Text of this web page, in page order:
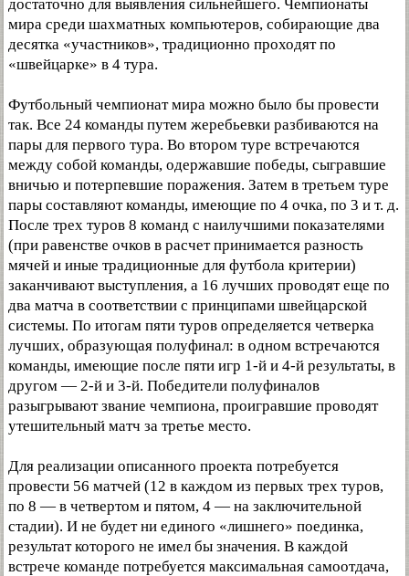
достаточно для выявления сильнейшего. Чемпионаты
мира среди шахматных компьютеров, собирающие два
десятка «участников», традиционно проходят по
«швейцарке» в 4 тура.
Футбольный чемпионат мира можно было бы провести
так. Все 24 команды путем жеребьевки разбиваются на
пары для первого тура. Во втором туре встречаются
между собой команды, одержавшие победы, сыгравшие
вничью и потерпевшие поражения. Затем в третьем туре
пары составляют команды, имеющие по 4 очка, по 3 и т. д.
После трех туров 8 команд с наилучшими показателями
(при равенстве очков в расчет принимается разность
мячей и иные традиционные для футбола критерии)
заканчивают выступления, а 16 лучших проводят еще по
два матча в соответствии с принципами швейцарской
системы. По итогам пяти туров определяется четверка
лучших, образующая полуфинал: в одном встречаются
команды, имеющие после пяти игр 1-й и 4-й результаты, в
другом — 2-й и 3-й. Победители полуфиналов
разыгрывают звание чемпиона, проигравшие проводят
утешительный матч за третье место.
Для реализации описанного проекта потребуется
провести 56 матчей (12 в каждом из первых трех туров,
по 8 — в четвертом и пятом, 4 — на заключительной
стадии). И не будет ни единого «лишнего» поединка,
результат которого не имел бы значения. В каждой
встрече команде потребуется максимальная самоотдача,